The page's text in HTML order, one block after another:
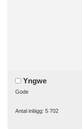
Yngwe
Gode
Antal inlägg: 5 702